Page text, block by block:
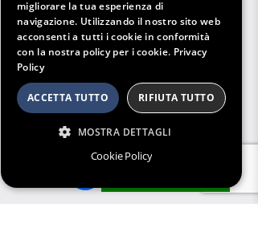
migliorare la tua esperienza di
navigazione. Utilizzando il nostro sito web
acconsenti a tutti i cookie in conformità
con la nostra policy per i cookie. Privacy
Policy
ACCETTA TUTTO RIFIUTA TUTTO
MOSTRA DETTAGLI
Cookie Policy